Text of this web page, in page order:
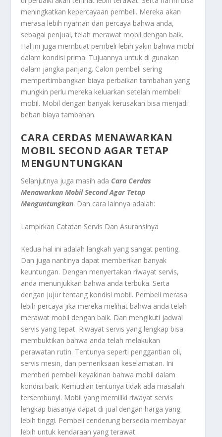
meningkatkan kepercayaan pembeli. Mereka akan
merasa lebih nyaman dan percaya bahwa anda,
sebagai penjual, telah merawat mobil dengan baik.
Hal ini juga membuat pembeli lebih yakin bahwa mobil
dalam kondisi prima. Tujuannya untuk di gunakan
dalam jangka panjang. Calon pembeli sering
mempertimbangkan biaya perbaikan tambahan yang
mungkin perlu mereka keluarkan setelah membeli
mobil. Mobil dengan banyak kerusakan bisa menjadi
beban biaya tambahan.
CARA CERDAS MENAWARKAN
MOBIL SECOND AGAR TETAP
MENGUNTUNGKAN
Selanjutnya juga masih ada Cara Cerdas
Menawarkan Mobil Second Agar Tetap
Menguntungkan. Dan cara lainnya adalah:
Lampirkan Catatan Servis Dan Asuransinya
Kedua hal ini adalah langkah yang sangat penting.
Dan juga nantinya dapat memberikan banyak
keuntungan. Dengan menyertakan riwayat servis,
anda menunjukkan bahwa anda terbuka. Serta
dengan jujur tentang kondisi mobil. Pembeli merasa
lebih percaya jika mereka melihat bahwa anda telah
merawat mobil dengan baik. Dan mengikuti jadwal
servis yang tepat. Riwayat servis yang lengkap bisa
membuktikan bahwa anda telah melakukan
perawatan rutin. Tentunya seperti penggantian oli,
servis mesin, dan pemeriksaan keselamatan. Ini
memberi pembeli keyakinan bahwa mobil dalam
kondisi baik. Kemudian tentunya tidak ada masalah
tersembunyi. Mobil yang memiliki riwayat servis
lengkap biasanya dapat di jual dengan harga yang
lebih tinggi. Pembeli cenderung bersedia membayar
lebih untuk kendaraan yang terawat.